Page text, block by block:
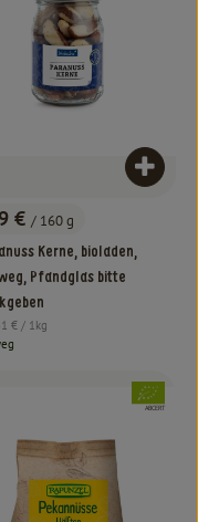
hinzufügen
€ / 160 g
Kerne, bioladen,
Pfandglas bitte
€ / 1kg
, Verband:
, Kontrollstelle:
ABCERT
Produkt zu Favouriten hinzufügen